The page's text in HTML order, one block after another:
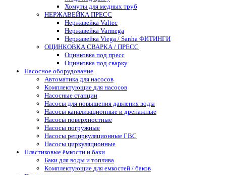
Хомуты для медных труб
НЕРЖАВЕЙКА ПРЕСС
Нержавейка Valtec
Нержавейка Varmega
Нержавейка Viega / Sanha ФИТИНГИ
ОЦИНКОВКА СВАРКА / ПРЕСС
Оцинковка под пресс
Оцинковка под сварку
Насосное оборудование
Автоматика для насосов
Комплектующие для насосов
Насосные станции
Насосы для повышения давления воды
Насосы канализационные и дренажные
Насосы поверхностные
Насосы погружные
Насосы рециркуляционные ГВС
Насосы циркуляционные
Пластиковые ёмкости и баки
Баки для воды и топлива
Комплектующие для емкостей / баков